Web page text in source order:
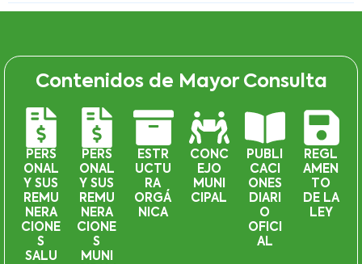
Contenidos de Mayor Consulta
PERS
ONAL
Y SUS
REMU
NERA
CIONE
S
SALU
PERS
ONAL
Y SUS
REMU
NERA
CIONE
S
MUNI
ESTR
UCTU
RA
ORGÁ
NICA
CONC
EJO
MUNI
CIPAL
PUBLI
CACI
ONES
DIARI
O
OFICI
AL
REGL
AMEN
TO
DE LA
LEY